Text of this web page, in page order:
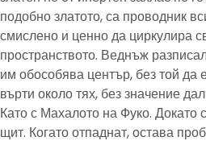
подобно златото, са проводник
смислено и ценно да циркулира
пространството. Веднъж
им обособява център, без той да
върти около тях, без значение
Като с Махалото на Фуко. Докато
щит. Когато отпаднат, остава